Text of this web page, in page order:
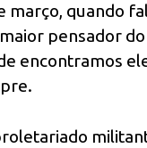
março, quando
pensador
encontramos